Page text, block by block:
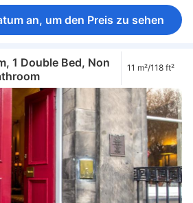
an, um den Preis zu sehen
1 Double Bed, Non
11 m²/118 ft²